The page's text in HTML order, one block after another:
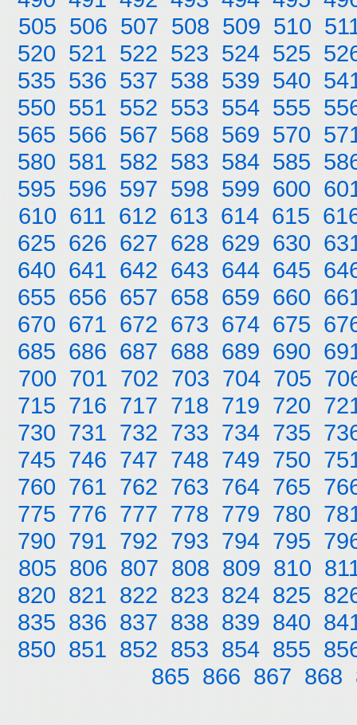
505 506 507 508 509 510
520 521 522 523 524 525
535 536 537 538 539 540
550 551 552 553 554 555
565 566 567 568 569 570
580 581 582 583 584 585
595 596 597 598 599 600
610 611 612 613 614 615
625 626 627 628 629 630
640 641 642 643 644 645
655 656 657 658 659 660
670 671 672 673 674 675
685 686 687 688 689 690
700 701 702 703 704 705
715 716 717 718 719 720
730 731 732 733 734 735
745 746 747 748 749 750
760 761 762 763 764 765
775 776 777 778 779 780
790 791 792 793 794 795
805 806 807 808 809 810
820 821 822 823 824 825
835 836 837 838 839 840
850 851 852 853 854 855
865 866 867 868